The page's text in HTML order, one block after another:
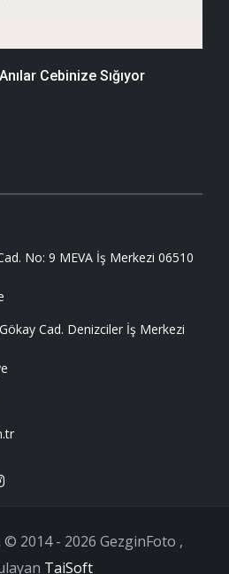
Cebinize Sığıyor
No: 9 MEVA İş Merkezi 06510
Cad. Denizciler İş Merkezi
© 2014 - 2026 GezginFoto ,
TaiSoft